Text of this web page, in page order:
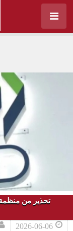
تحذير من منظمة
2026-06-06